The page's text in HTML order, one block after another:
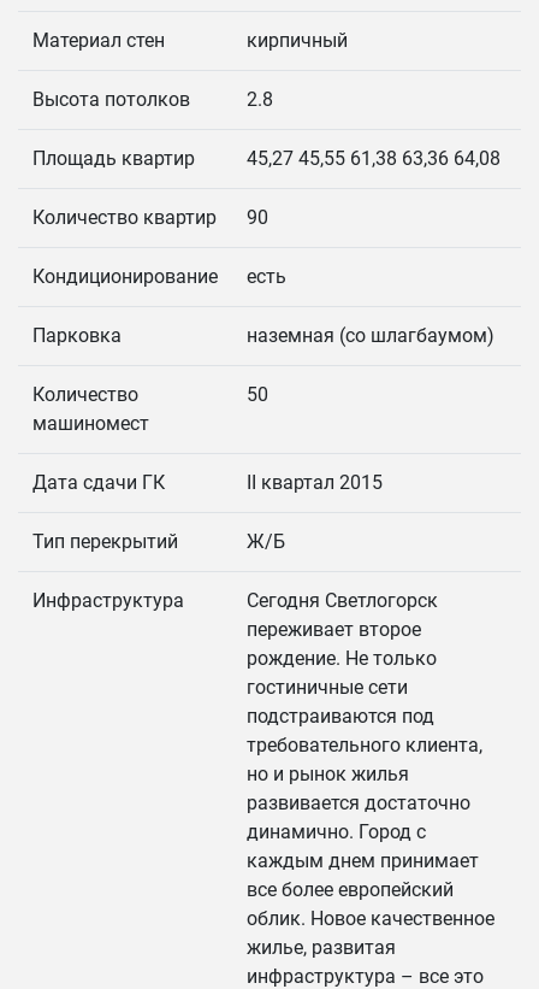
Материал стен кирпичный
Высота потолков 2.8
Площадь квартир 45,27 45,55 61,38 63,36 64,08
Количество квартир 90
Кондиционирование есть
Парковка наземная (со шлагбаумом)
Количество
машиномест
50
Дата сдачи ГК II квартал 2015
Тип перекрытий Ж/Б
Инфраструктура
Сегодня Светлогорск
переживает второе
рождение. Не только
гостиничные сети
подстраиваются под
требовательного клиента,
но и рынок жилья
развивается достаточно
динамично. Город с
каждым днем принимает
все более европейский
облик. Новое качественное
жилье, развитая
инфраструктура – все это